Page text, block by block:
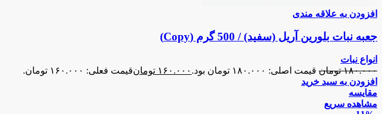
افزودن به علاقه مندی
جعبه نبات بلورین آریل (سفید) / 500 گرم (Copy)
انواع نبات
۱۸۰.۰۰۰ تومان قیمت اصلی: ۱۸۰.۰۰۰ تومان بود. ۱۶۰.۰۰۰ تومانقیمت فعلی: ۱۶۰.۰۰۰ تومان.
افزودن به سبد خرید
مقایسه
مشاهده سریع